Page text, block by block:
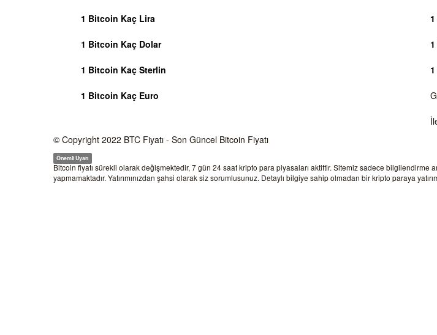
1 Bitcoin Kaç Lira
1 Bitcoin Kaç Dolar
1 Bitcoin Kaç Sterlin
1 Bitcoin Kaç Euro
© Copyright 2022 BTC Fiyatı - Son Güncel Bitcoin Fiyatı
Önemli Uyarı
Bitcoin fiyatı sürekli olarak değişmektedir, 7 gün 24 saat kripto para piyasaları aktiftir. Sitemiz sadece
yapmamaktadır. Yatırımınızdan şahsi olarak siz sorumlusunuz. Detaylı bilgiye sahip olmadan bir kripto paraya